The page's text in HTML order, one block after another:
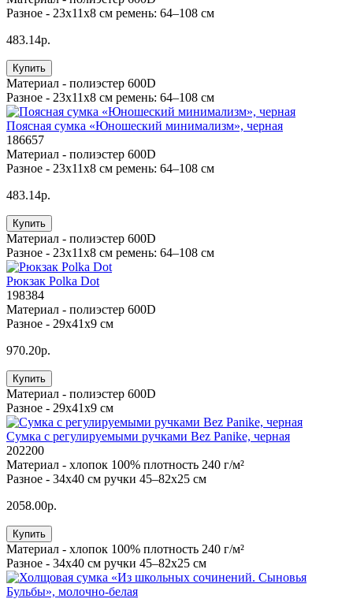
Разное - 23x11x8 см ремень: 64–108 см
483.14р.
Купить
Материал - полиэстер 600D
Разное - 23x11x8 см ремень: 64–108 см
Поясная сумка «Юношеский минимализм», черная
186657
Материал - полиэстер 600D
Разное - 23x11x8 см ремень: 64–108 см
483.14р.
Купить
Материал - полиэстер 600D
Разное - 23x11x8 см ремень: 64–108 см
Рюкзак Polka Dot
198384
Материал - полиэстер 600D
Разное - 29х41х9 см
970.20р.
Купить
Материал - полиэстер 600D
Разное - 29х41х9 см
Сумка с регулируемыми ручками Bez Panike, черная
202200
Материал - хлопок 100% плотность 240 г/м²
Разное - 34х40 см ручки 45–82х25 см
2058.00р.
Купить
Материал - хлопок 100% плотность 240 г/м²
Разное - 34х40 см ручки 45–82х25 см